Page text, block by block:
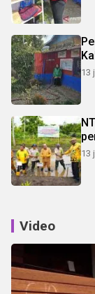
13
13
Video